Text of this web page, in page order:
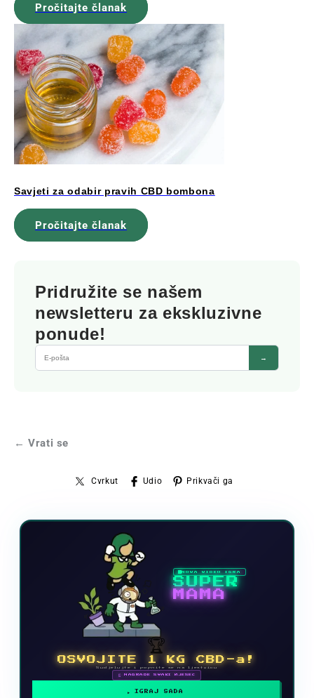
Pročitajte članak
Savjeti za odabir pravih CBD bombona
Pročitajte članak
Pridružite se našem
newsletteru za ekskluzivne
ponude!
→
← Vrati se
Cvrkut Udio Prikvači ga
NOVA VIDEO IGRA
SUPER
MAMA
🏆
OSVOJITE 1 KG CBD-a!
Sudjelujte i popnite se na ljestvicu
🗓 NAGRADE SVAKI MJESEC
IGRAJ SADA